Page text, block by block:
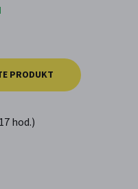
PRODUKT
hod.)